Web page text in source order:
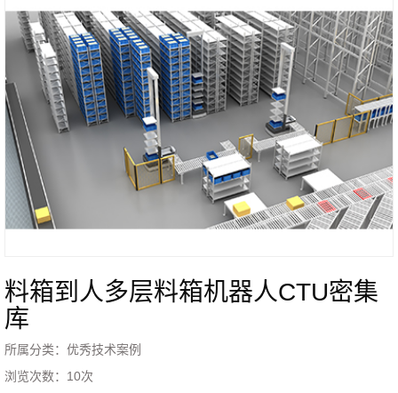
料箱到人多层料箱机器人CTU密集
库
所属分类： 优秀技术案例
浏览次数： 10次